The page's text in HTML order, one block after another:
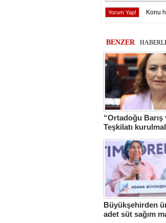
Konu
BENZER
“Ortadoğu
Teşkilatı
Büyükşehirden
adet süt sağım